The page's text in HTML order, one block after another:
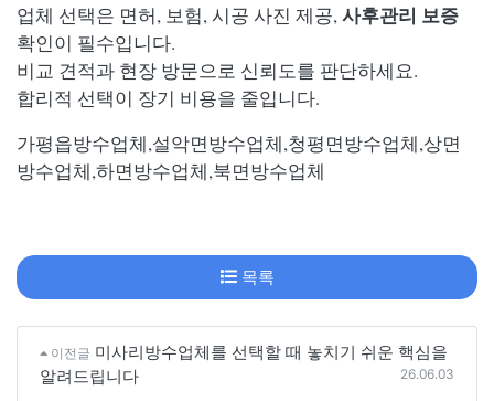
업체 선택은 면허, 보험, 시공 사진 제공,사후관리 보증
확인이 필수입니다.
비교 견적과 현장 방문으로 신뢰도를 판단하세요.
합리적 선택이 장기 비용을 줄입니다.
가평읍방수업체,설악면방수업체,청평면방수업체,상면
방수업체,하면방수업체,북면방수업체
목록
이전글 미사리방수업체를 선택할 때 놓치기 쉬운 핵심을
알려드립니다
26.06.03